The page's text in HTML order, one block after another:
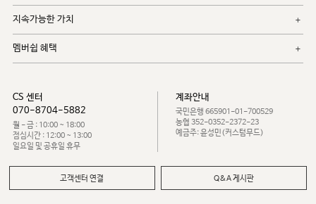
지속가능한 가치
멤버쉽 혜택
CS 센터
070-8704-5882
월 - 금 : 10:00 ~ 18:00
점심시간 : 12:00 ~ 13:00
일요일 및 공휴일 휴무
계좌안내
국민은행 665901-01-700529
농협 352-0352-2372-23
예금주: 윤성민(커스텀무드)
고객센터 연결 Q&A 게시판